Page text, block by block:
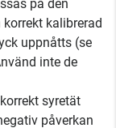
på den
kalibrerad
uppnåtts (se
inte de
syretät
påverkan